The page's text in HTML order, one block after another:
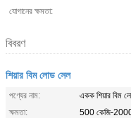
যোগানের ক্ষমতা:
বিবরণ
শিয়ার বিম লোড সেল
পণ্যের নাম:
একক শিয়ার বিম
ক্ষমতা:
500 কেজি-